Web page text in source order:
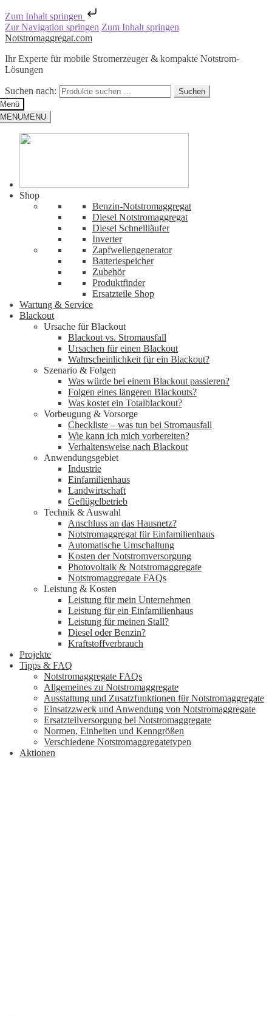
Zum Inhalt springen
Zur Navigation springen Zum Inhalt springen
Notstromaggregat.com
Ihr Experte für mobile Stromerzeuger & kompakte Notstrom-
Lösungen
Suchen nach:
Suchen
Menü
MENUMENU
Shop
Benzin-Notstromaggregat
Diesel Notstromaggregat
Diesel Schnellläufer
Inverter
Zapfwellengenerator
Batteriespeicher
Zubehör
Produktfinder
Ersatzteile Shop
Wartung & Service
Blackout
Ursache für Blackout
Blackout vs. Stromausfall
Ursachen für einen Blackout
Wahrscheinlichkeit für ein Blackout?
Szenario & Folgen
Was würde bei einem Blackout passieren?
Folgen eines längeren Blackouts?
Was kostet ein Totalblackout?
Vorbeugung & Vorsorge
Checkliste – was tun bei Stromausfall
Wie kann ich mich vorbereiten?
Verhaltensweise nach Blackout
Anwendungsgebiet
Industrie
Einfamilienhaus
Landwirtschaft
Geflügelbetrieb
Technik & Auswahl
Anschluss an das Hausnetz?
Notstromaggregat für Einfamilienhaus
Automatische Umschaltung
Kosten der Notstromversorgung
Photovoltaik & Notstromaggregate
Notstromaggregate FAQs
Leistung & Kosten
Leistung für mein Unternehmen
Leistung für ein Einfamilienhaus
Leistung für meinen Stall?
Diesel oder Benzin?
Kraftstoffverbrauch
Projekte
Tipps & FAQ
Notstromaggregate FAQs
Allgemeines zu Notstromaggregate
Ausstattung und Zusatzfunktionen für Notstromaggregate
Einsatzzweck und Anwendung von Notstromaggregate
Ersatzteilversorgung bei Notstromaggregate
Normen, Einheiten und Kenngrößen
Verschiedene Notstromaggregatetypen
Aktionen